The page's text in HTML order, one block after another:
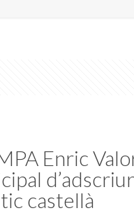
Enric
castellà